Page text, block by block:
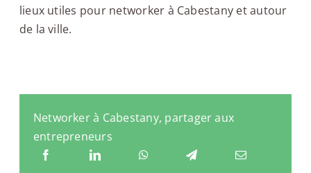
lieux utiles pour networker à Cabestany et autour
de la ville.
Networker à Cabestany, partager aux
entrepreneurs